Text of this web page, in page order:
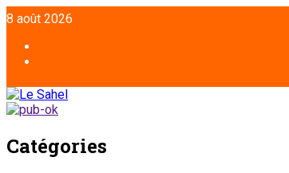
8 août 2026
Catégories